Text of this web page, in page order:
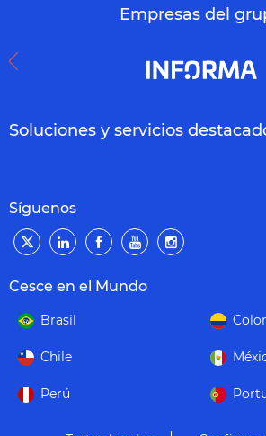
Empresas del
Soluciones y servicios
Síguenos
Cesce en el Mundo
Brasil
Chile
Perú